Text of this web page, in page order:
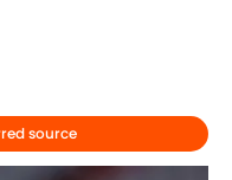
source